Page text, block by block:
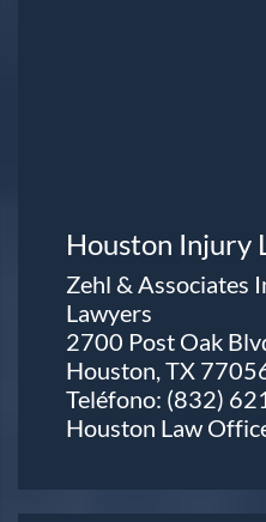
Houston Injury
Zehl & Associates
Lawyers
2700 Post Oak
Houston, TX
Teléfono: (832)
Houston Law